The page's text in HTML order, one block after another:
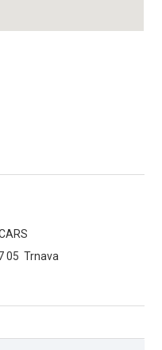
05 Trnava